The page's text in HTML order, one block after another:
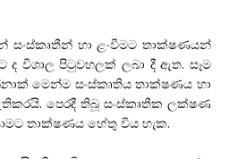
සංස්කෘතීන් හා ළංවීමට තාක්ෂණයන්
ද විශාල පිටුවහලක් ලබා දී ඇත. සෑම
මෙන්ම සංස්කෘතිය තාක්ෂණය හා
පෙරදී තිබූ සංස්කෘතීක ලක්ෂණ
තාක්ෂණය හේතු විය හැක.